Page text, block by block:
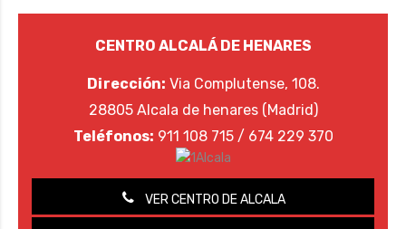
CENTRO ALCALÁ DE HENARES
Dirección: Via Complutense, 108.
28805 Alcala de henares (Madrid)
Teléfonos: 911 108 715 / 674 229 370
VER CENTRO DE ALCALA